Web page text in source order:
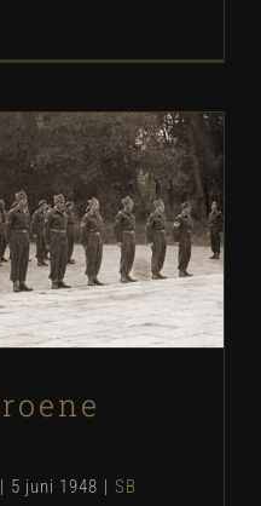
baretten
5 juni 1948
SB